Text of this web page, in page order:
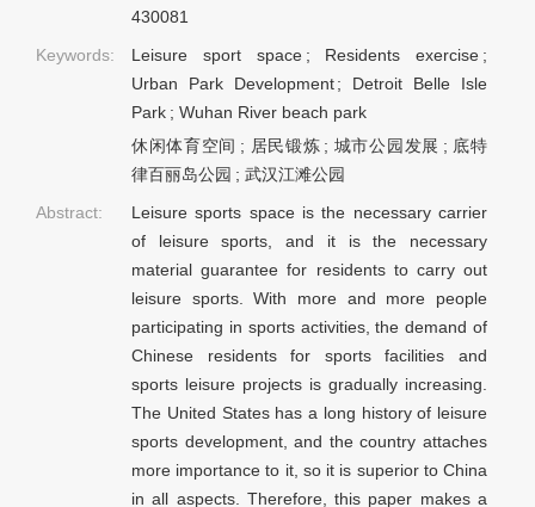
430081
Keywords:
Leisure sport space ; Residents exercise ;
Urban Park Development ; Detroit Belle Isle
Park ; Wuhan River beach park
休闲体育空间 ; 居民锻炼 ; 城市公园发展 ; 底特
律百丽岛公园 ; 武汉江滩公园
Abstract:
Leisure sports space is the necessary carrier
of leisure sports, and it is the necessary
material guarantee for residents to carry out
leisure sports. With more and more people
participating in sports activities, the demand of
Chinese residents for sports facilities and
sports leisure projects is gradually increasing.
The United States has a long history of leisure
sports development, and the country attaches
more importance to it, so it is superior to China
in all aspects. Therefore, this paper makes a